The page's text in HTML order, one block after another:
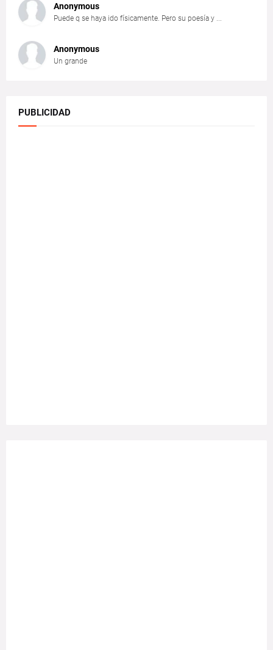
Anonymous
Puede q se haya ido físicamente. Pero su poesía y ...
Anonymous
Un grande
PUBLICIDAD